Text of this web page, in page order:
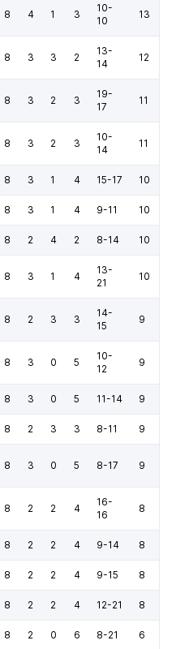
8 4 1 3
10-
10
13
8 3 3 2
13-
14
12
8 3 2 3
19-
17
11
8 3 2 3
10-
14
11
8 3 1 4 15-17 10
8 3 1 4 9-11 10
8 2 4 2 8-14 10
8 3 1 4
13-
21
10
8 2 3 3
14-
15
9
8 3 0 5
10-
12
9
8 3 0 5 11-14 9
8 2 3 3 8-11 9
8 3 0 5 8-17 9
8 2 2 4
16-
16
8
8 2 2 4 9-14 8
8 2 2 4 9-15 8
8 2 2 4 12-21 8
8 2 0 6 8-21 6